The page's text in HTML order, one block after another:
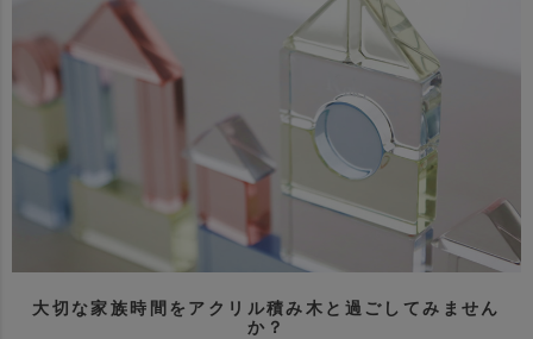
大切な家族時間をアクリル積み木と過ごしてみません
か？